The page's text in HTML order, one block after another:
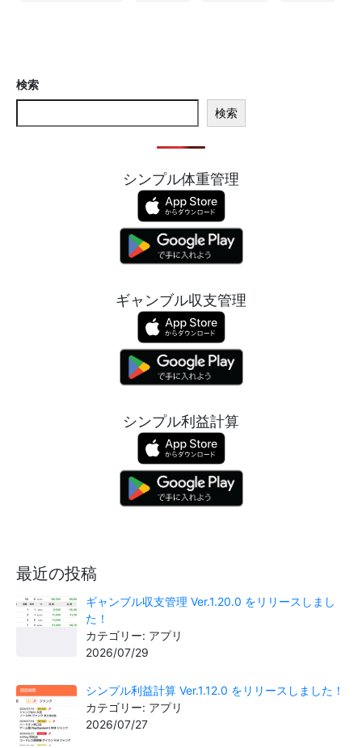
検索
検索
シンプル体重管理
ギャンブル収支管理
シンプル利益計算
最近の投稿
ギャンブル収支管理 Ver.1.20.0 をリリースしまし
た！
カテゴリー: アプリ
2026/07/29
シンプル利益計算 Ver.1.12.0 をリリースしました！
カテゴリー: アプリ
2026/07/27